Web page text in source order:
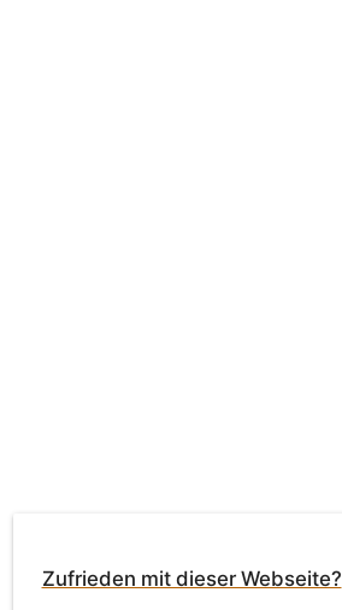
Zufrieden mit dieser Webseite?